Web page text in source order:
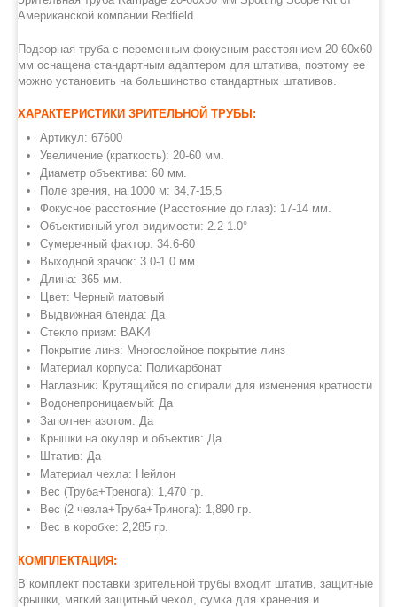
Американской компании Redfield.
Подзорная труба с переменным фокусным расстоянием 20-60x60
мм оснащена стандартным адаптером для штатива, поэтому ее
можно установить на большинство стандартных штативов.
ХАРАКТЕРИСТИКИ ЗРИТЕЛЬНОЙ ТРУБЫ:
Артикул: 67600
Увеличение (краткость): 20-60 мм.
Диаметр объектива: 60 мм.
Поле зрения, на 1000 м: 34,7-15,5
Фокусное расстояние (Расстояние до глаз): 17-14 мм.
Объективный угол видимости: 2.2-1.0°
Сумеречный фактор: 34.6-60
Выходной зрачок: 3.0-1.0 мм.
Длина: 365 мм.
Цвет: Черный матовый
Выдвижная бленда: Да
Стекло призм: BAK4
Покрытие линз: Многослойное покрытие линз
Материал корпуса: Поликарбонат
Наглазник: Крутящийся по спирали для изменения кратности
Водонепроницаемый: Да
Заполнен азотом: Да
Крышки на окуляр и объектив: Да
Штатив: Да
Материал чехла: Нейлон
Вес (Труба+Тренога): 1,470 гр.
Вес (2 чезла+Труба+Тринога): 1,890 гр.
Вес в коробке: 2,285 гр.
КОМПЛЕКТАЦИЯ:
В комплект поставки зрительной трубы входит штатив, защитные
крышки, мягкий защитный чехол, сумка для хранения и